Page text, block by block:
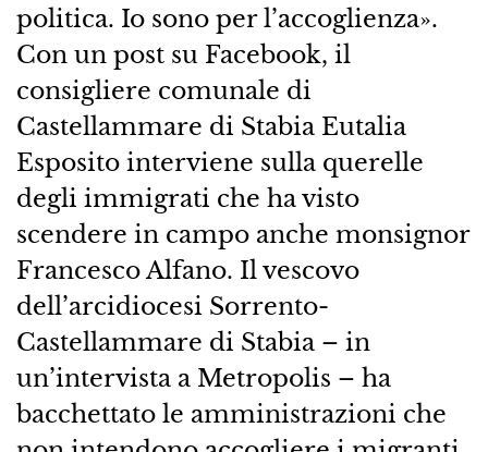
politica. Io sono per l’accoglienza».
Con un post su Facebook, il
consigliere comunale di
Castellammare di Stabia Eutalia
Esposito interviene sulla querelle
degli immigrati che ha visto
scendere in campo anche monsignor
Francesco Alfano. Il vescovo
dell’arcidiocesi Sorrento-
Castellammare di Stabia – in
un’intervista a Metropolis – ha
bacchettato le amministrazioni che